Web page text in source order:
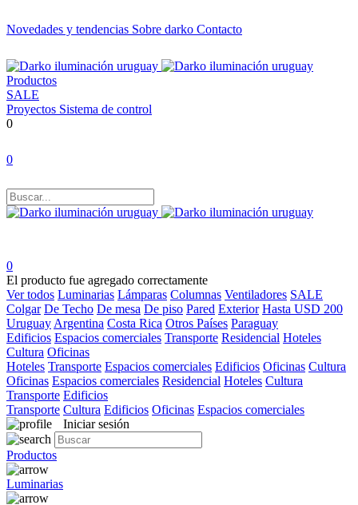
Novedades y tendencias Sobre darko Contacto
Productos
SALE
Proyectos Sistema de control
0
0
0
El producto fue agregado correctamente
Ver todos Luminarias Lámparas Columnas Ventiladores SALE
Colgar De Techo De mesa De piso Pared Exterior Hasta USD 200
Uruguay Argentina Costa Rica Otros Países Paraguay
Edificios Espacios comerciales Transporte Residencial Hoteles
Cultura Oficinas
Hoteles Transporte Espacios comerciales Edificios Oficinas Cultura
Oficinas Espacios comerciales Residencial Hoteles Cultura
Transporte Edificios
Transporte Cultura Edificios Oficinas Espacios comerciales
Iniciar sesión
Productos
Luminarias